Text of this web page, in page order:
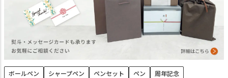
ボールペン シャープペン ペンセット ペン
周年記念